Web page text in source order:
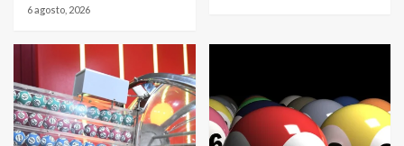
6 agosto, 2026